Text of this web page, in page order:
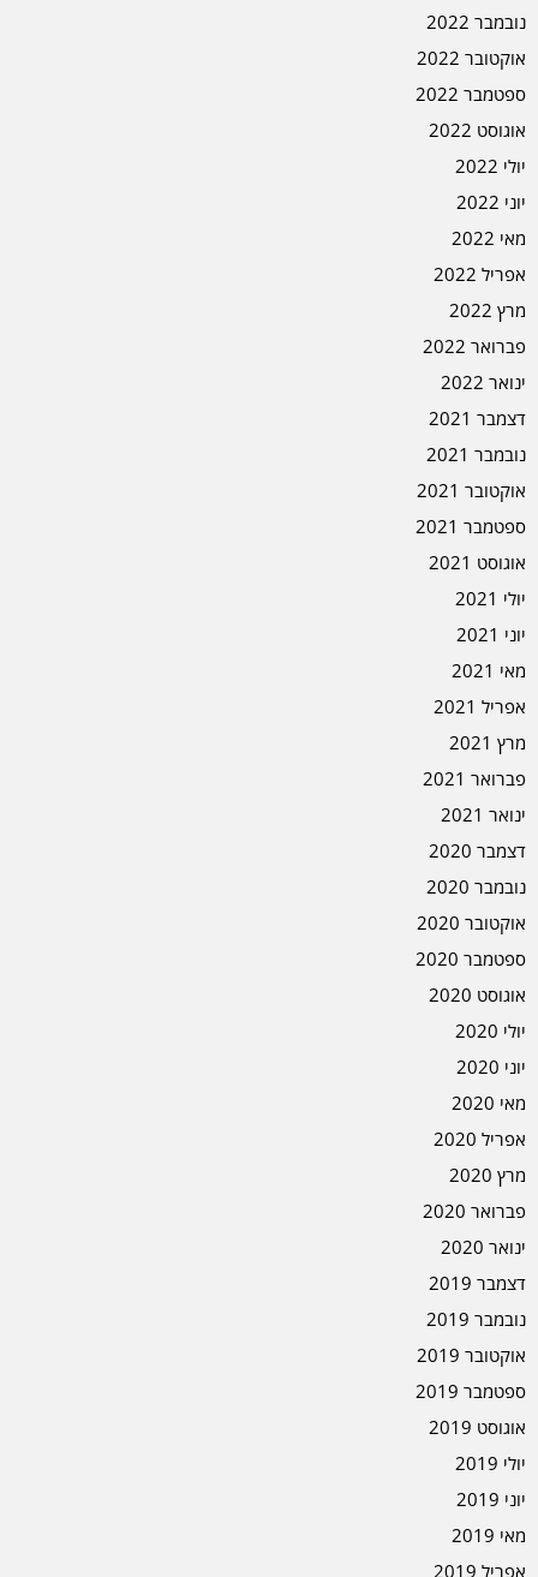
נובמבר 2022
אוקטובר 2022
ספטמבר 2022
אוגוסט 2022
יולי 2022
יוני 2022
מאי 2022
אפריל 2022
מרץ 2022
פברואר 2022
ינואר 2022
דצמבר 2021
נובמבר 2021
אוקטובר 2021
ספטמבר 2021
אוגוסט 2021
יולי 2021
יוני 2021
מאי 2021
אפריל 2021
מרץ 2021
פברואר 2021
ינואר 2021
דצמבר 2020
נובמבר 2020
אוקטובר 2020
ספטמבר 2020
אוגוסט 2020
יולי 2020
יוני 2020
מאי 2020
אפריל 2020
מרץ 2020
פברואר 2020
ינואר 2020
דצמבר 2019
נובמבר 2019
אוקטובר 2019
ספטמבר 2019
אוגוסט 2019
יולי 2019
יוני 2019
מאי 2019
אפריל 2019